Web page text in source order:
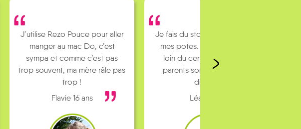
J’utilise Rezo Pouce pour aller
manger au mac Do, c’est
sympa et comme c’est pas
trop souvent, ma mère râle pas
trop !
Flavie 16 ans
Je fais du stop pour rejoindre
mes potes. J’habite un peu
loin du centre ville et mes
parents sont pas toujours
dispo…
Léa 16 ans